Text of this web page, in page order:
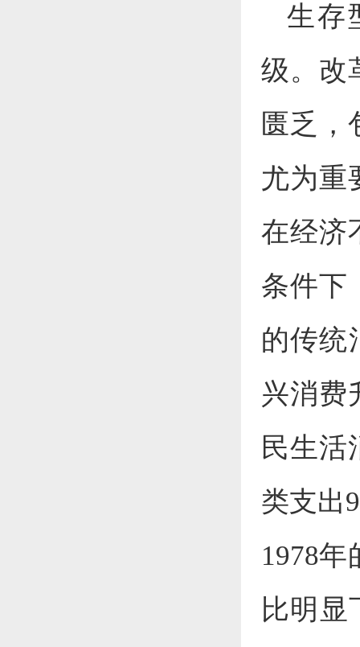
生存
级。改
匮乏，
尤为重
在经济
条件下
的传统
兴消费
民生活
类支出
1978
比明显